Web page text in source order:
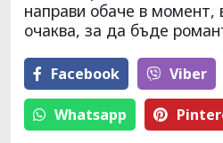
направи обаче в момент,
очаква, за да бъде
Facebook Viber
Whatsapp